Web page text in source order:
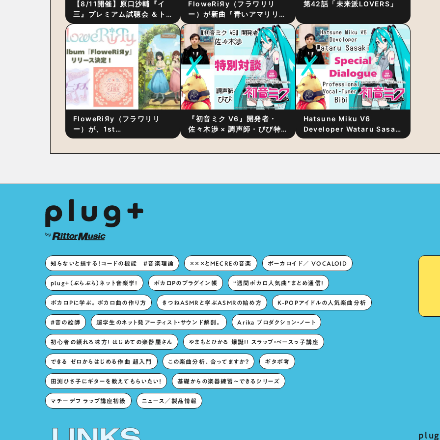
【8/11開催】原口沙輔『イ
三』プレミアム試聴会 ＆ト
ーク・セッション 〜完成直
後の“ピュアな原音体験”と制
作秘話
FloweRiЯy（フラワリリ
ー）が新曲『青いアマリリ
ス』をリリース！1stアルバ
ム詳細も発表
第42話「未来派LOVERS」
FloweRiЯy（フラワリリ
ー）が、1st
Album『FloweRiЯy』を9
『初音ミク V6』開発者・
佐々木渉 × 調声師・びび特
別対談 〜豊かな歌声表現の
Hatsune Miku V6
Developer Wataru Sasaki
× Professional Vocal-
知らないと損する！コードの機能 #音楽理論 ×××とMECREの音楽 ボーカロイド／ VOCALOID
plug+（ぷらぷら）ネット音楽学！ ボカロPのプラグイン帳 “週間ボカロ人気曲”まとめ通信！
ボカロPに学ぶ。ボカロ曲の作り方 きつねASMRと学ぶASMRの始め方 K-POPアイドルの人気楽曲分析
#音の絵師 超学生のネット発アーティスト・サウンド解剖。 Arika プロダクション・ノート
初心者の頼れる味方！ はじめての楽器屋さん やまもとひかる 爆誕!! スラップ・ベースっ子講座
できる ゼロからはじめる作曲 超入門 この楽曲分析、合ってますか？ ギタボ考
田渕ひさ子にギターを教えてもらいたい！ 基礎からの楽器練習〜できるシリーズ
マチーデフ ラップ講座初級 ニュース／製品情報